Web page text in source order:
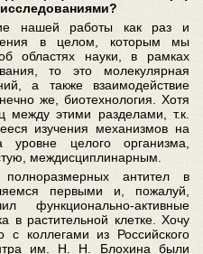
нашей работы как раз и
в целом, которым мы
областях науки, в рамках
то это молекулярная
а также взаимодействие
же, биотехнология. Хотя
между этими разделами, т.к.
изучения механизмов на
целого организма,
междисциплинарным.
полноразмерных антител в
первыми и, пожалуй,
функционально-активные
в растительной клетке. Хочу
с коллегами из Российского
им. Н. Н. Блохина были